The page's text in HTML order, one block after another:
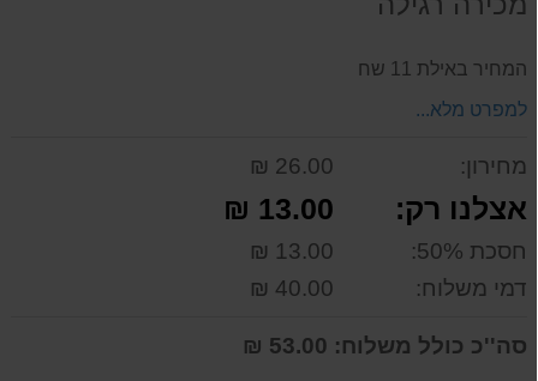
המחיר באילת 11 שח
למפרט מלא...
מחירון: 26.00 ₪
אצלנו רק: 13.00 ₪
חסכת 50%:
13.00 ₪
דמי משלוח:
40.00 ₪
סה''כ כולל משלוח: